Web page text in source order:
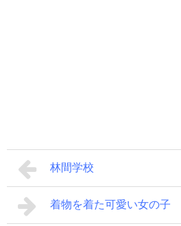
林間学校
着物を着た可愛い女の子